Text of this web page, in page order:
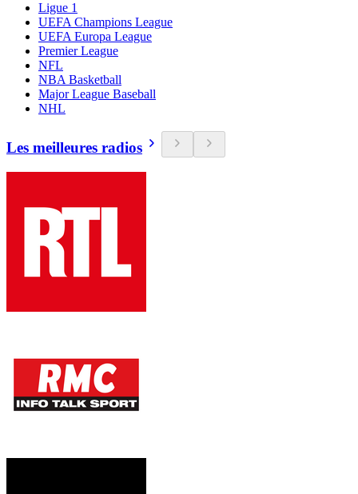
Ligue 1
UEFA Champions League
UEFA Europa League
Premier League
NFL
NBA Basketball
Major League Baseball
NHL
Les meilleures radios